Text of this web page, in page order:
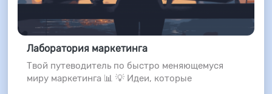
Лаборатория маркетинга
Твой путеводитель по быстро меняющемуся
миру маркетинга 📊 💡 Идеи, которые